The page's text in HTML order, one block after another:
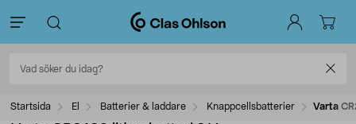
Startsida El Batterier & laddare Knappcellsbatterier Varta